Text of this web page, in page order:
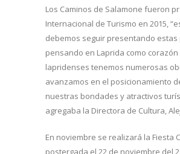
Los Caminos de Salamone fueron
Internacional de Turismo en 2015,
debemos seguir presentando
pensando en Laprida como
lapridenses tenemos numerosas
avanzamos en el posicionamiento
nuestras bondades y atractivos
agregaba la Directora de Cultura,
En noviembre se realizará la Fiesta
postergada el 22 de noviembre del